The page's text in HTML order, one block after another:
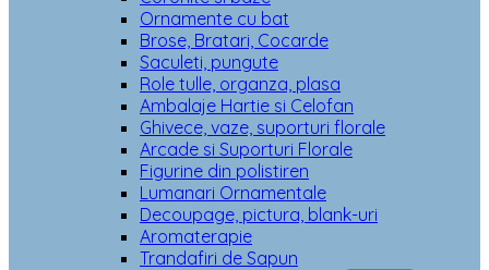
Ornamente cu bat
Brose, Bratari, Cocarde
Saculeti, pungute
Role tulle, organza, plasa
Ambalaje Hartie si Celofan
Ghivece, vaze, suporturi florale
Arcade si Suporturi Florale
Figurine din polistiren
Lumanari Ornamentale
Decoupage, pictura, blank-uri
Aromaterapie
Trandafiri de Sapun